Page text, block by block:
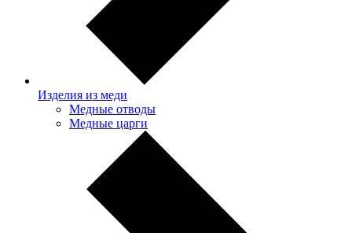
Изделия из меди
Медные отводы
Медные царги